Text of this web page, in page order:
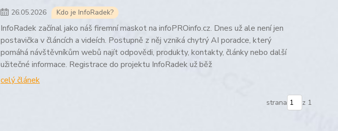
26.05.2026 Kdo je InfoRadek?
InfoRadek začínal jako náš firemní maskot na infoPROinfo.cz. Dnes už ale není jen
postavička v článcích a videích. Postupně z něj vzniká chytrý AI poradce, který
pomáhá návštěvníkům webů najít odpovědi, produkty, kontakty, články nebo další
užitečné informace. Registrace do projektu InfoRadek už běž
celý článek
strana z 1